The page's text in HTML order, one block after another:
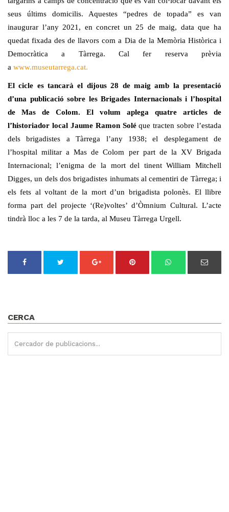
seus últims domicilis. Aquestes “pedres de topada” es van
inaugurar l’any 2021, en concret un 25 de maig, data que ha
quedat fixada des de llavors com a Dia de la Memòria Històrica i
Democràtica a Tàrrega. Cal fer reserva prèvia
a www.museutarrega.cat.
El cicle es tancarà el dijous 28 de maig amb la presentació
d’una publicació sobre les Brigades Internacionals i l’hospital
de Mas de Colom.
El volum aplega quatre articles de
l’historiador local Jaume Ramon Soléque tracten sobre l’estada
dels brigadistes a Tàrrega l’any 1938; el desplegament de
l’hospital militar a Mas de Colom per part de la XV Brigada
Internacional; l’enigma de la mort del tinent William Mitchell
Digges, un dels dos brigadistes inhumats al cementiri de Tàrrega; i
els fets al voltant de la mort d’un brigadista polonès. El llibre
forma part del projecte ‘(Re)voltes’ d’Òmnium Cultural. L’acte
tindrà lloc a les 7 de la tarda, al Museu Tàrrega Urgell.
CERCA